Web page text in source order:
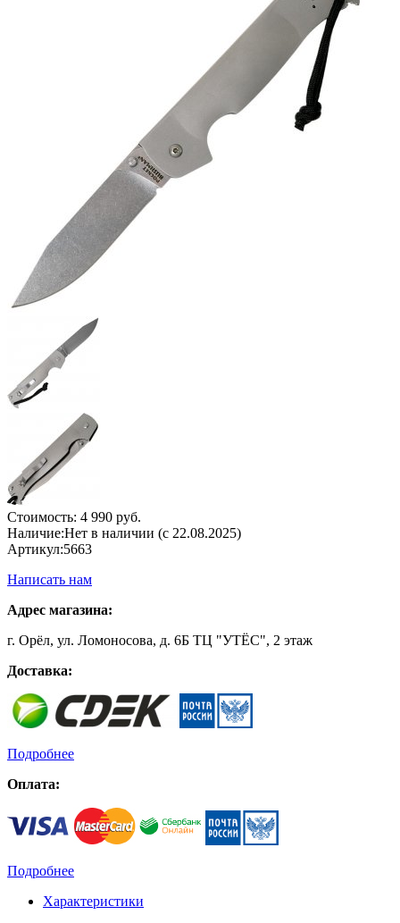
Стоимость: 4 990 руб.
Наличие:Нет в наличии (с 22.08.2025)
Артикул:5663
Написать нам
Адрес магазина:
г. Орёл, ул. Ломоносова, д. 6Б ТЦ "УТЁС", 2 этаж
Доставка:
Подробнее
Оплата:
Подробнее
Характеристики